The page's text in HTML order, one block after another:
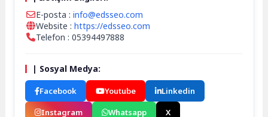
E-posta :info@edsseo.com
Website :https://edsseo.com
Telefon : 05394497888
| Sosyal Medya:
Facebook Youtube
Linkedin
Instagram
Whatsapp X